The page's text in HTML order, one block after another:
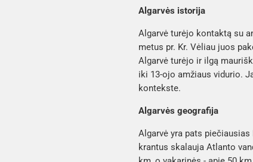
Algarvės istorija
Algarvė turėjo kontaktą su
metus pr. Kr. Vėliau juos
Algarvė turėjo ir ilgą
iki 13-ojo amžiaus vidurio.
kontekste.
Algarvės geografija
Algarvė yra pats
krantus skalauja Atlanto